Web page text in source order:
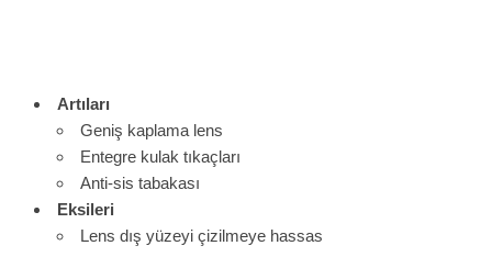
Artıları
Geniş kaplama lens
Entegre kulak tıkaçları
Anti-sis tabakası
Eksileri
Lens dış yüzeyi çizilmeye hassas